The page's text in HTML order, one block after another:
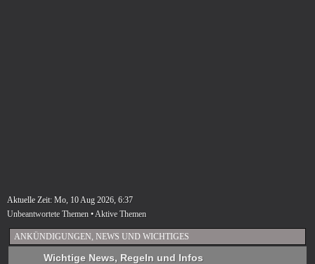
Aktuelle Zeit: Mo, 10 Aug 2026, 6:37
Unbeantwortete Themen •Aktive Themen
ANKÜNDIGUNGEN, NEWS UND WICHTIGES
Wichtige News, Regeln und Infos